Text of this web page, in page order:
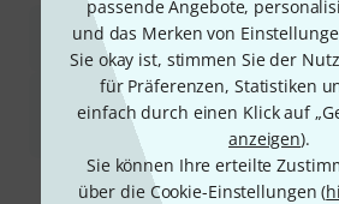
passende Angebote,
und das Merken von
Sie okay ist, stimmen Sie der
für Präferenzen, Statistiken
einfach durch einen Klick auf
anzeigen).
Sie können Ihre erteilte
über die Cookie-Einstellungen (
Die mitgelieferte Tube kann steif sein
Geschmack haben.
Einige Benutzer berichteten von
insbesondere bei höheren
Lautstärkeeinstellungen.
Ist diese Zusammenfassung